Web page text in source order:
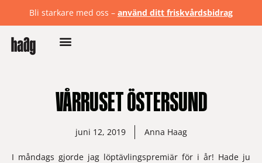
Bli starkare med oss – använd ditt friskvårdsbidrag
VÅRRUSET ÖSTERSUND
juni 12, 2019 Anna Haag
I måndags gjorde jag löptävlingspremiär för i år! Hade ju